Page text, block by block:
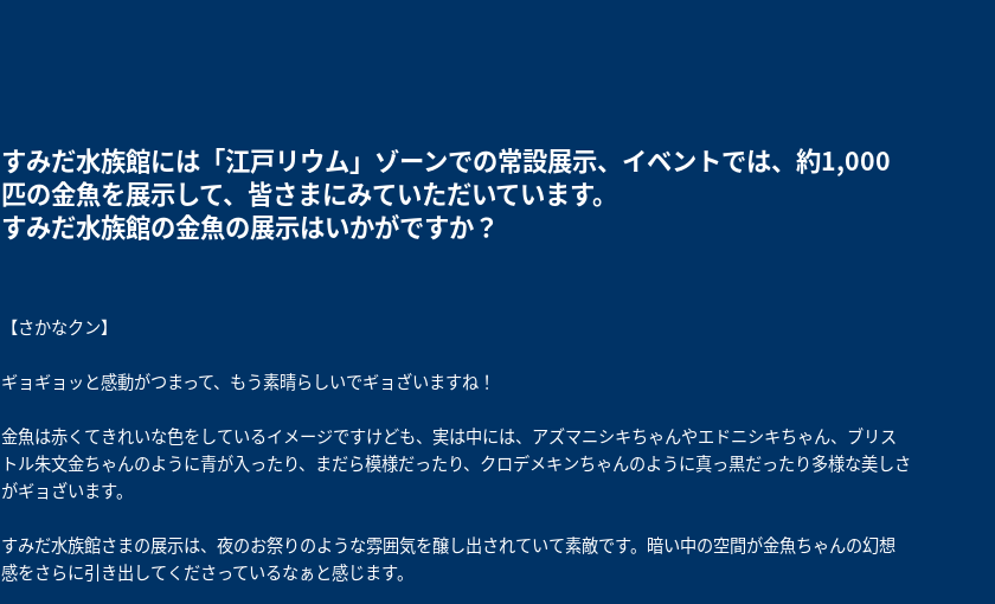
すみだ水族館には「江戸リウム」ゾーンでの常設展示、イベントでは、約1,000
匹の金魚を展示して、皆さまにみていただいています。
すみだ水族館の金魚の展示はいかがですか？
【さかなクン】
ギョギョッと感動がつまって、もう素晴らしいでギョざいますね！
金魚は赤くてきれいな色をしているイメージですけども、実は中には、アズマニシキちゃんやエドニシキちゃん、ブリス
トル朱文金ちゃんのように青が入ったり、まだら模様だったり、クロデメキンちゃんのように真っ黒だったり多様な美しさ
がギョざいます。
すみだ水族館さまの展示は、夜のお祭りのような雰囲気を醸し出されていて素敵です。暗い中の空間が金魚ちゃんの幻想
感をさらに引き出してくださっているなぁと感じます。